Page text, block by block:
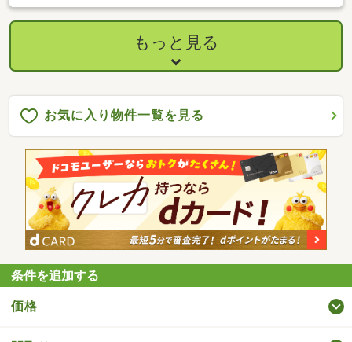
もっと見る
お気に入り物件一覧を見る
条件を追加する
価格